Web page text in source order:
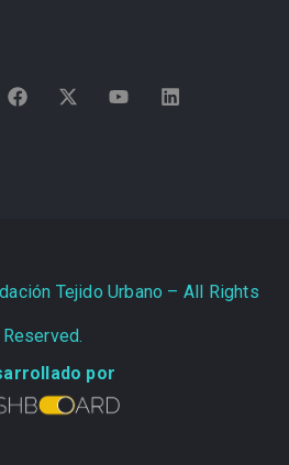
Tejido Urbano – All Rights
Reserved.
por